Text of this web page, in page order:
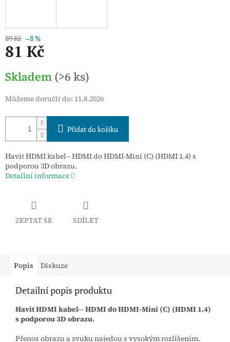
89 Kč –8 %
81 Kč
cena:
Skladem (>6 ks)
Můžeme doručit do: 11.8.2026
Přidat do košíku
Havit HDMI kabel-- HDMI do HDMI-Mini (C) (HDMI 1.4) s
podporou 3D obrazu.
Detailní informace
ZEPTAT SE SDÍLET
Popis Diskuze
Detailní popis produktu
Havit HDMI kabel-- HDMI do HDMI-Mini (C) (HDMI 1.4)
s podporou 3D obrazu.
Přenos obrazu a zvuku najedou s vysokým rozlišením.